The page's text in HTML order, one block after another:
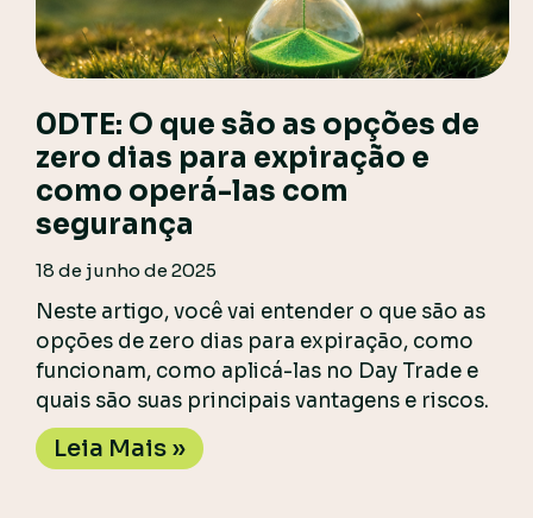
0DTE: O que são as opções de
zero dias para expiração e
como operá-las com
segurança
18 de junho de 2025
Neste artigo, você vai entender o que são as
opções de zero dias para expiração, como
funcionam, como aplicá-las no Day Trade e
quais são suas principais vantagens e riscos.
Leia Mais »